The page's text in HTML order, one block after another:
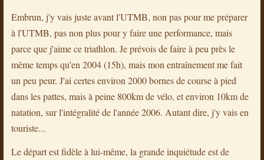
Embrun, j'y vais juste avant l'UTMB, non pas pour me préparer
à l'UTMB, pas non plus pour y faire une performance, mais
parce que j'aime ce triathlon. Je prévois de faire à peu près le
même temps qu'en 2004 (15h), mais mon entraînement me fait
un peu peur. J'ai certes environ 2000 bornes de course à pied
dans les pattes, mais à peine 800km de vélo, et environ 10km de
natation, sur l'intégralité de l'année 2006. Autant dire, j'y vais en
touriste...
Le départ est fidèle à lui-même, la grande inquiétude est de